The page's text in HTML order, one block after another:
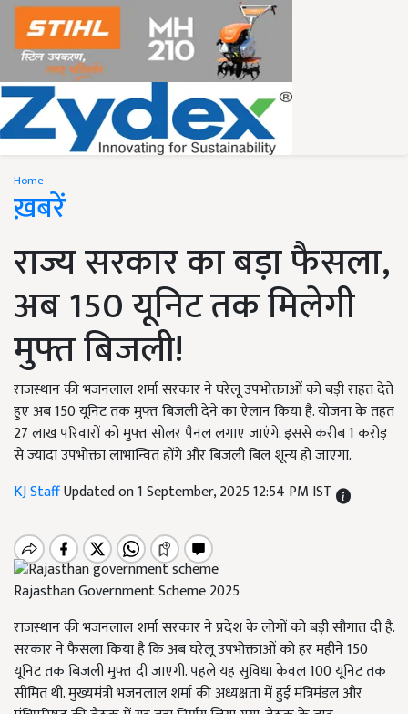
Home
ख़बरें
राज्य सरकार का बड़ा फैसला,
अब 150 यूनिट तक मिलेगी
मुफ्त बिजली!
राजस्थान की भजनलाल शर्मा सरकार ने घरेलू उपभोक्ताओं को बड़ी राहत देते
हुए अब 150 यूनिट तक मुफ्त बिजली देने का ऐलान किया है. योजना के तहत
27 लाख परिवारों को मुफ्त सोलर पैनल लगाए जाएंगे. इससे करीब 1 करोड़
से ज्यादा उपभोक्ता लाभान्वित होंगे और बिजली बिल शून्य हो जाएगा.
KJ StaffUpdated on 1 September, 2025 12:54 PM IST
Rajasthan Government Scheme 2025
राजस्थान की भजनलाल शर्मा सरकार ने प्रदेश के लोगों को बड़ी सौगात दी है.
सरकार ने फैसला किया है कि अब घरेलू उपभोक्ताओं को हर महीने 150
यूनिट तक बिजली मुफ्त दी जाएगी. पहले यह सुविधा केवल 100 यूनिट तक
सीमित थी. मुख्यमंत्री भजनलाल शर्मा की अध्यक्षता में हुई मंत्रिमंडल और